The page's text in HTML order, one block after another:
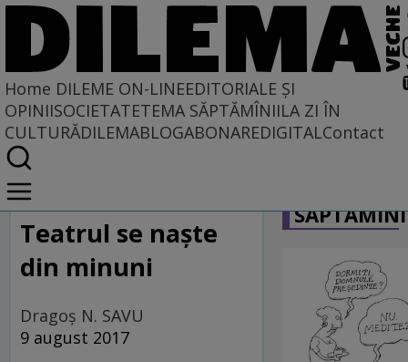
Home DILEME ON-LINEEDITORIALE ȘI
OPINIISOCIETATETEMA SĂPTĂMÎNIILA ZI ÎN
CULTURĂDILEMABLOGABONAREDIGITALContact
Home
Dileme on-line
Teatrul se naşte
din minuni
Dragoş N. SAVU
9 august 2017